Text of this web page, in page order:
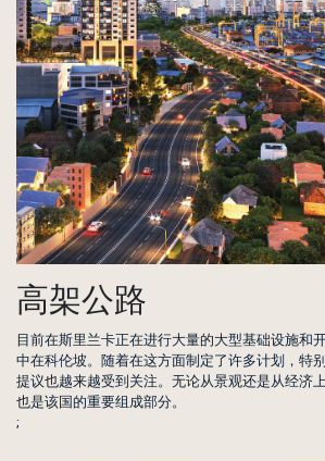
高架公路
目前在斯里兰卡正在进行大量的大型基础设施和
中在科伦坡。随着在这方面制定了许多计划，特
提议也越来越受到关注。无论从景观还是从经济
也是该国的重要组成部分。
;